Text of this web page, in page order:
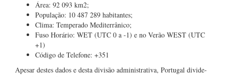
Área: 92 093 km2;
População: 10 487 289 habitantes;
Clima: Temperado Mediterrânico;
Fuso Horário: WET (UTC 0 a -1) e no Verão WEST (UTC
+1)
Código de Telefone: +351
Apesar destes dados e desta divisão administrativa, Portugal divide-